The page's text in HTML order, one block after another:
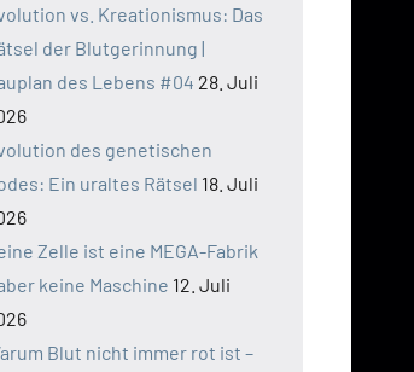
vs. Kreationismus: Das
der Blutgerinnung |
des Lebens #04 28. Juli
des genetischen
Ein uraltes Rätsel 18. Juli
Zelle ist eine MEGA-Fabrik
keine Maschine 12. Juli
Blut nicht immer rot ist –